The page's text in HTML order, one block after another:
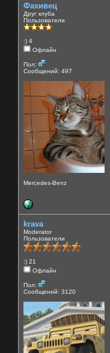
Фахивец
Друг клуба
Пользователи
:) 4
Офлайн
Пол:
Сообщений: 497
Mercedes-Benz
krava
Moderator
Пользователи
:) 21
Офлайн
Пол:
Сообщений: 3120